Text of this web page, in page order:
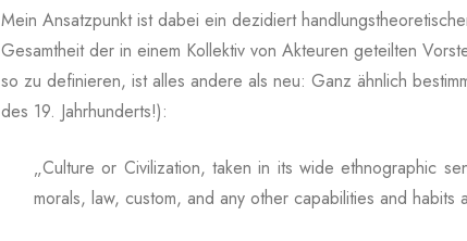
Mein Ansatzpunkt ist dabei ein dezidiert
Gesamtheit der in einem Kollektiv von Akteuren geteilten
so zu definieren, ist alles andere als neu: Ganz ähnlich
des 19. Jahrhunderts!):
„Culture or Civilization, taken in its wide ethnographic
morals, law, custom, and any other capabilities and